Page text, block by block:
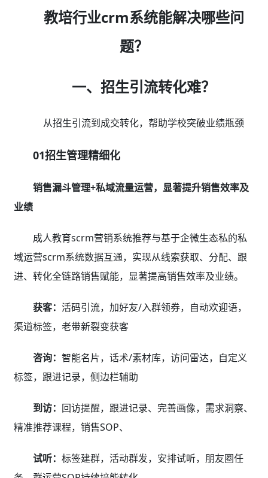
教培行业crm系统能解决哪些问
题？
一、招生引流转化难？
从招生引流到成交转化，帮助学校突破业绩瓶颈
01招生管理精细化
销售漏斗管理+私域流量运营，显著提升销售效率及
业绩
成人教育scrm营销系统推荐与基于企微生态私的私
域运营scrm系统数据互通，实现从线索获取、分配、跟
进、转化全链路销售赋能，显著提高销售效率及业绩。
获客： 活码引流，加好友/入群领券，自动欢迎语，
渠道标签，老带新裂变获客
咨询： 智能名片，话术/素材库，访问雷达，自定义
标签，跟进记录，侧边栏辅助
到访： 回访提醒，跟进记录、完善画像，需求洞察、
精准推荐课程，销售SOP、
试听： 标签建群，活动群发，安排试听，朋友圈任